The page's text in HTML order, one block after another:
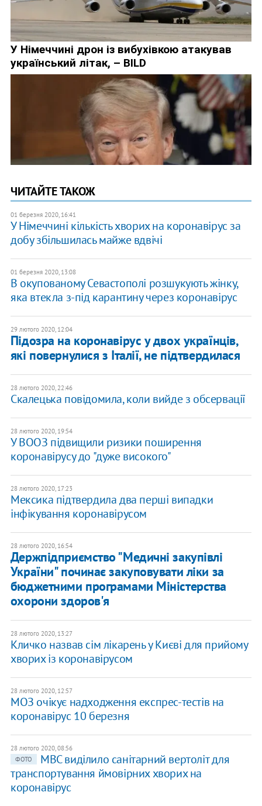
ЧИТАЙТЕ ТАКОЖ
01 березня 2020, 16:41
У Німеччині кількість хворих на коронавірус за
добу збільшилась майже вдвічі
01 березня 2020, 13:08
В окупованому Севастополі розшукують жінку,
яка втекла з-під карантину через коронавірус
29 лютого 2020, 12:04
Підозра на коронавірус у двох українців,
які повернулися з Італії, не підтвердилася
28 лютого 2020, 22:46
Скалецька повідомила, коли вийде з обсервації
28 лютого 2020, 19:54
У ВООЗ підвищили ризики поширення
коронавірусу до "дуже високого"
28 лютого 2020, 17:23
Мексика підтвердила два перші випадки
інфікування коронавірусом
28 лютого 2020, 16:54
Держпідприємство "Медичні закупівлі
України" починає закуповувати ліки за
бюджетними програмами Міністерства
охорони здоров'я
28 лютого 2020, 13:27
Кличко назвав сім лікарень у Києві для прийому
хворих із коронавірусом
28 лютого 2020, 12:57
МОЗ очікує надходження експрес-тестів на
коронавірус 10 березня
28 лютого 2020, 08:56
ФОТО
МВС виділило санітарний вертоліт для
транспортування ймовірних хворих на
коронавірус